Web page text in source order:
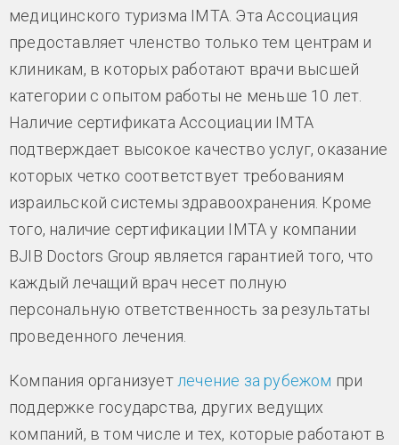
медицинского туризма IMTA. Эта Ассоциация
предоставляет членство только тем центрам и
клиникам, в которых работают врачи высшей
категории с опытом работы не меньше 10 лет.
Наличие сертификата Ассоциации IMTA
подтверждает высокое качество услуг, оказание
которых четко соответствует требованиям
израильской системы здравоохранения. Кроме
того, наличие сертификации IMTA у компании
BJIB Doctors Group является гарантией того, что
каждый лечащий врач несет полную
персональную ответственность за результаты
проведенного лечения.
Компания организуетлечение за рубежом при
поддержке государства, других ведущих
компаний, в том числе и тех, которые работают в